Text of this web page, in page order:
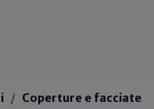
Coperture e facciate